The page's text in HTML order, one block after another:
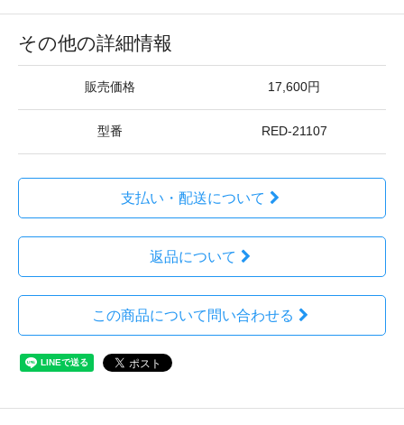
その他の詳細情報
販売価格 17,600円
型番 RED-21107
支払い・配送について
返品について
この商品について問い合わせる